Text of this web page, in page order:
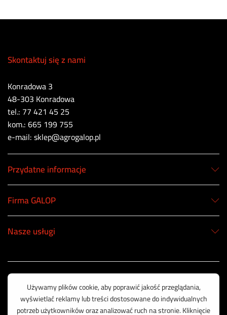
Skontaktuj się z nami
Konradowa 3
48-303 Konradowa
tel.: 77 421 45 25
kom.: 665 199 755
e-mail: sklep@agrogalop.pl
Przydatne informacje
Firma GALOP
Nasze usługi
Korzystamy z bezpiecznych płatności